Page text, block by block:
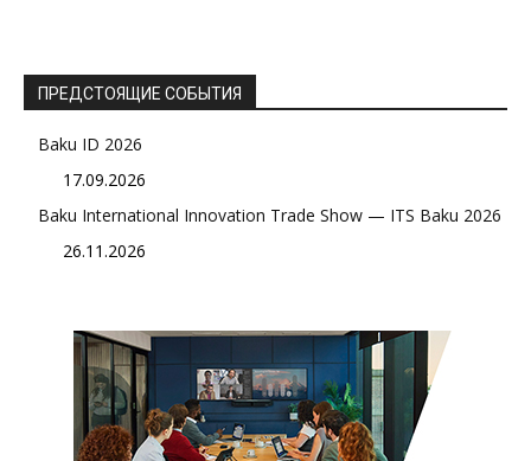
ПРЕДСТОЯЩИЕ СОБЫТИЯ
Baku ID 2026
17.09.2026
Baku International Innovation Trade Show — ITS Baku 2026
26.11.2026